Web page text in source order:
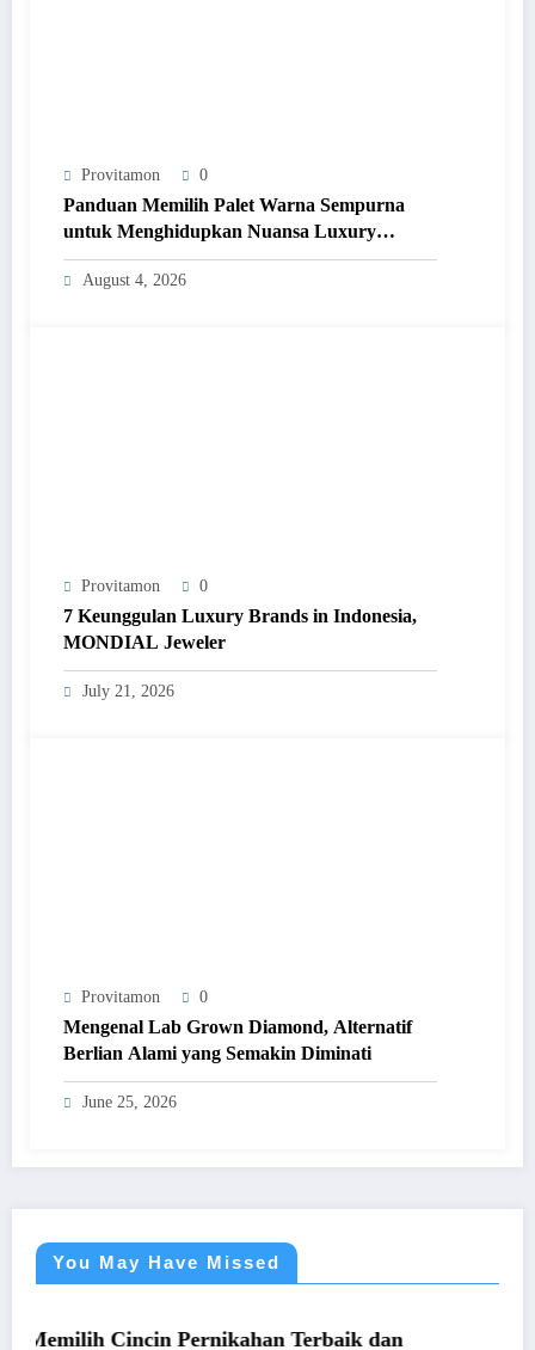
Provitamon 0
Panduan Memilih Palet Warna Sempurna
untuk Menghidupkan Nuansa Luxury
Bathrooms
August 4, 2026
Provitamon 0
7 Keunggulan Luxury Brands in Indonesia,
MONDIAL Jeweler
July 21, 2026
Provitamon 0
Mengenal Lab Grown Diamond, Alternatif
Berlian Alami yang Semakin Diminati
June 25, 2026
You May Have Missed
Cincin Pernikahan Terbaik dan